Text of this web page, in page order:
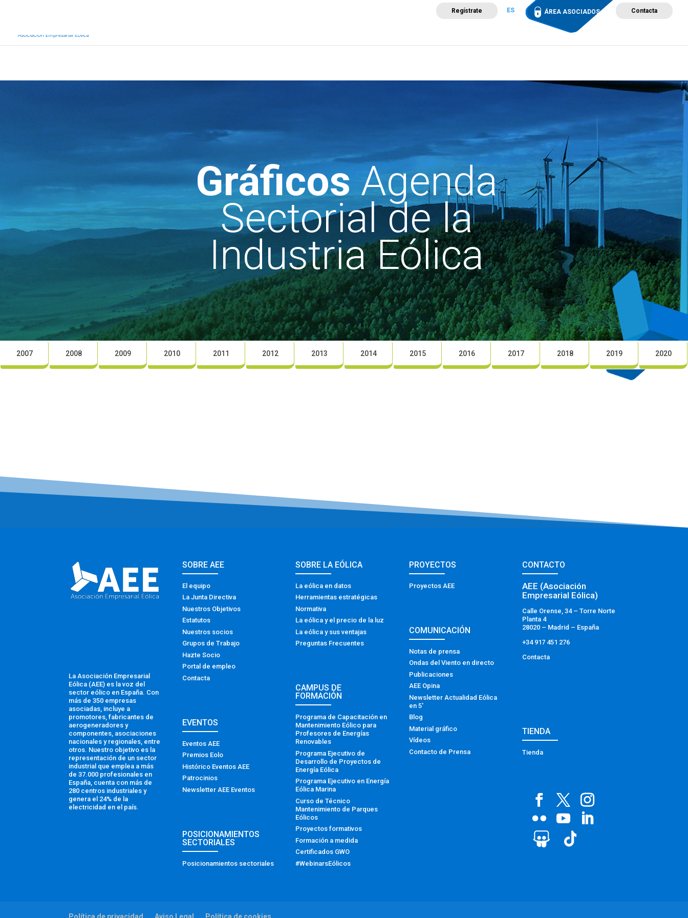
Regístrate ES ÁREA ASOCIADOS Contacta
Campus de Formación
GráficosAgenda
Sectorial de la
Industria Eólica
2007 2008 2009 2010 2011 2012 2013 2014 2015 2016 2017 2018 2019 2020
La Asociación Empresarial
Eólica (AEE) es la voz del
sector eólico en España. Con
más de 350 empresas
asociadas, incluye a
promotores, fabricantes de
aerogeneradores y
componentes, asociaciones
nacionales y regionales, entre
otros. Nuestro objetivo es la
representación de un sector
industrial que emplea a más
de 37.000 profesionales en
España, cuenta con más de
280 centros industriales y
genera el 24% de la
electricidad en el país.
SOBRE AEE
El equipo
La Junta Directiva
Nuestros Objetivos
Estatutos
Nuestros socios
Grupos de Trabajo
Hazte Socio
Portal de empleo
Contacta
EVENTOS
Eventos AEE
Premios Eolo
Histórico Eventos AEE
Patrocinios
Newsletter AEE Eventos
POSICIONAMIENTOS
SECTORIALES
Posicionamientos sectoriales
SOBRE LA EÓLICA
La eólica en datos
Herramientas estratégicas
Normativa
La eólica y el precio de la luz
La eólica y sus ventajas
Preguntas Frecuentes
CAMPUS DE
FORMACIÓN
Programa de Capacitación en
Mantenimiento Eólico para
Profesores de Energías
Renovables
Programa Ejecutivo de
Desarrollo de Proyectos de
Energía Eólica
Programa Ejecutivo en Energía
Eólica Marina
Curso de Técnico
Mantenimiento de Parques
Eólicos
Proyectos formativos
Formación a medida
Certificados GWO
#WebinarsEólicos
PROYECTOS
Proyectos AEE
COMUNICACIÓN
Notas de prensa
Ondas del Viento en directo
Publicaciones
AEE Opina
Newsletter Actualidad Eólica
en 5′
Blog
Material gráfico
Vídeos
Contacto de Prensa
CONTACTO
AEE (Asociación
Empresarial Eólica)
Calle Orense, 34 – Torre Norte
Planta 4
28020 – Madrid – España
+34 917 451 276
Contacta
TIENDA
Tienda
Política de privacidad Aviso Legal Política de cookies